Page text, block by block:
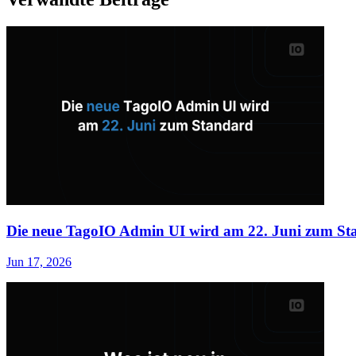
Die neue TagoIO Admin UI wird am 22. Juni zum
Jun 17, 2026